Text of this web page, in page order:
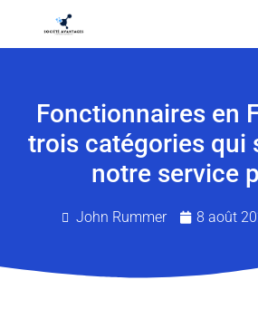
Fonctionnaires en
trois catégories qui
notre service
John Rummer 8 août